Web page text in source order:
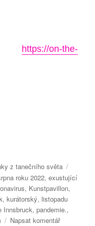
https://on-the-
z tanečního světa
roku 2022,exustující
, Kunstpavillon,
,kurátorský, listopadu
Innsbruck,pandemie.,
Napsat komentářpro